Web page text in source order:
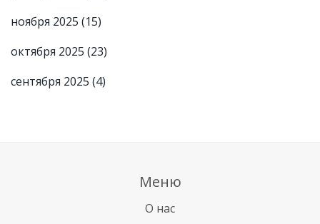
ноября 2025 (15)
октября 2025 (23)
сентября 2025 (4)
Меню
О нас